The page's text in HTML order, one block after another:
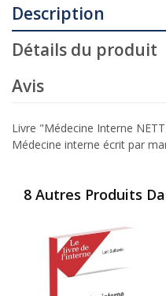
Description
Détails du produit
Avis
Livre "Médecine Interne
Médecine interne écrit par
8 Autres Produits